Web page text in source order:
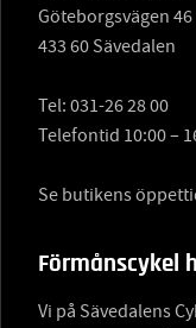
Göteborgsvägen 46
433 60 Sävedalen
Tel: 031-26 28 00
Telefontid 10:00 –
Se butikens
Förmånscykel
Vi på Sävedalens